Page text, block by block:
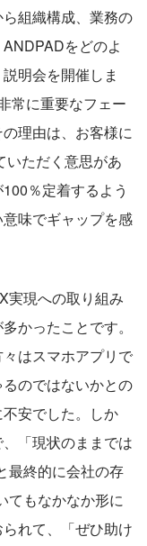
組織構成、業務の
をどのよ
明会を開催しま
常に重要なフェー
理由は、お客様に
いただく意思があ
％定着するよう
味でギャップを感
実現への取り組み
かったことです。
はスマホアプリで
のではないかとの
安でした。しか
「現状のままでは
最終的に会社の存
てもなかなか形に
れて、「ぜひ助け